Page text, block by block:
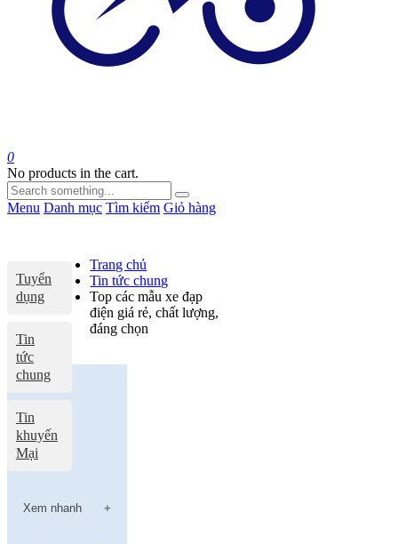
0
No products in the cart.
Menu Danh mục Tìm kiếm Giỏ hàng
Tuyển
dụng
Tin
tức
chung
Tin
khuyến
Mại
Trang chủ
Tin tức chung
Top các mẫu xe đạp
điện giá rẻ, chất lượng,
đáng chọn
Xem nhanh